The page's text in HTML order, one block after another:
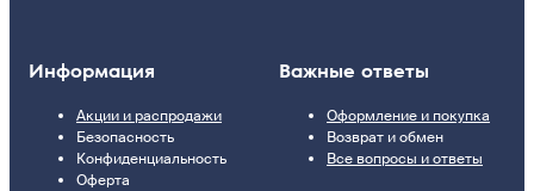
Информация
Акции и распродажи
Безопасность
Конфиденциальность
Оферта
Важные ответы
Оформление и покупка
Возврат и обмен
Все вопросы и ответы